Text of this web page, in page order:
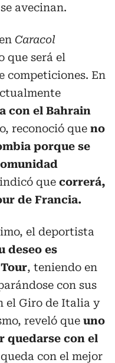
avecinan.
Caracol
que será el
competiciones. En
con el Bahrain
reconoció que no
porque se
que correrá,
de Francia.
el deportista
deseo es
, teniendo en
con sus
el Giro de Italia y
reveló que uno
quedarse con el
con el mejor